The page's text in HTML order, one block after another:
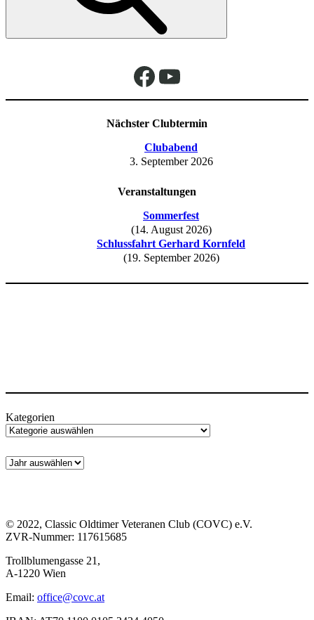
Facebook
YouTube
Nächster Clubtermin
Clubabend
3. September 2026
Veranstaltungen
Sommerfest
(14. August 2026)
Schlussfahrt Gerhard Kornfeld
(19. September 2026)
Kategorien
© 2022, Classic Oldtimer Veteranen Club (COVC) e.V.
ZVR-Nummer: 117615685
Trollblumengasse 21,
A-1220 Wien
Email: office@covc.at